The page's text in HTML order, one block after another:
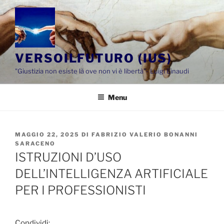
Salta
al
contenuto
VERSOILFUTURO (IUS)
"Giustizia non esiste là ove non vi è libertà"- Luigi Einaudi
Menu
PUBBLICATO
IL
MAGGIO 22, 2025 DI FABRIZIO VALERIO BONANNI
SARACENO
ISTRUZIONI D’USO
DELL’INTELLIGENZA ARTIFICIALE
PER I PROFESSIONISTI